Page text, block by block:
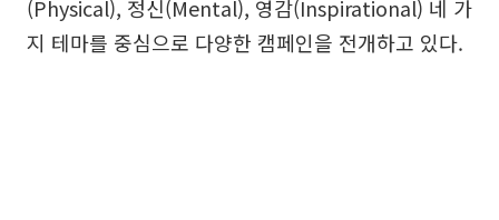
(Physical), 정신(Mental), 영감(Inspirational) 네 가
지 테마를 중심으로 다양한 캠페인을 전개하고 있다.